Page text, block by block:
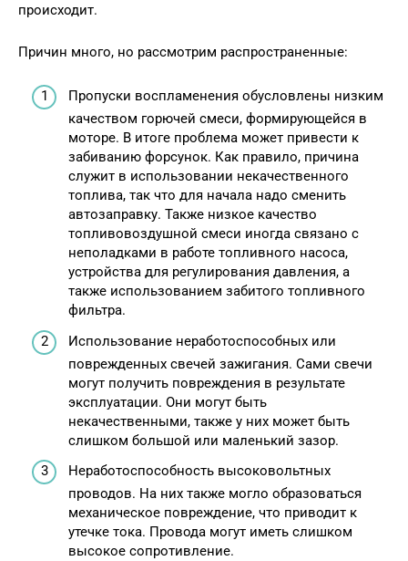
происходит.
Причин много, но рассмотрим распространенные:
Пропуски воспламенения обусловлены низким
качеством горючей смеси, формирующейся в
моторе. В итоге проблема может привести к
забиванию форсунок. Как правило, причина
служит в использовании некачественного
топлива, так что для начала надо сменить
автозаправку. Также низкое качество
топливовоздушной смеси иногда связано с
неполадками в работе топливного насоса,
устройства для регулирования давления, а
также использованием забитого топливного
фильтра.
Использование неработоспособных или
поврежденных свечей зажигания. Сами свечи
могут получить повреждения в результате
эксплуатации. Они могут быть
некачественными, также у них может быть
слишком большой или маленький зазор.
Неработоспособность высоковольтных
проводов. На них также могло образоваться
механическое повреждение, что приводит к
утечке тока. Провода могут иметь слишком
высокое сопротивление.